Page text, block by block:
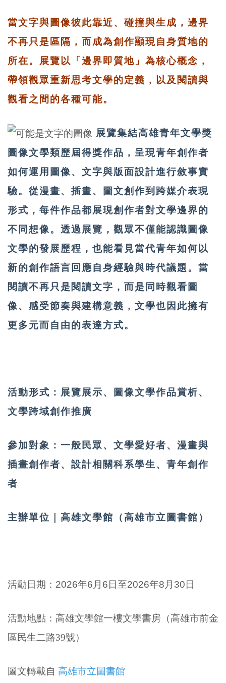
當文字與圖像彼此靠近、碰撞與生成，邊界
不再只是區隔，而成為創作顯現自身質地的
所在。展覽以「邊界即質地」為核心概念，
帶領觀眾重新思考文學的定義，以及閱讀與
觀看之間的各種可能。
展覽集結高雄青年文學獎
圖像文學類歷屆得獎作品，呈現青年創作者
如何運用圖像、文字與版面設計進行敘事實
驗。從漫畫、插畫、圖文創作到跨媒介表現
形式，每件作品都展現創作者對文學邊界的
不同想像。 透過展覽，觀眾不僅能認識圖像
文學的發展歷程，也能看見當代青年如何以
新的創作語言回應自身經驗與時代議題。當
閱讀不再只是閱讀文字，而是同時觀看圖
像、感受節奏與建構意義，文學也因此擁有
更多元而自由的表達方式。
活動形式： 展覽展示、圖像文學作品賞析、
文學跨域創作推廣
參加對象： 一般民眾、文學愛好者、漫畫與
插畫創作者、設計相關科系學生、青年創作
者
主辦單位｜高雄文學館（高雄市立圖書館）
活動日期： 2026年6月6日至2026年8月30日
活動地點： 高雄文學館一樓文學書房（高雄市前金
區民生二路39號）
圖文轉載自 高雄市立圖書館